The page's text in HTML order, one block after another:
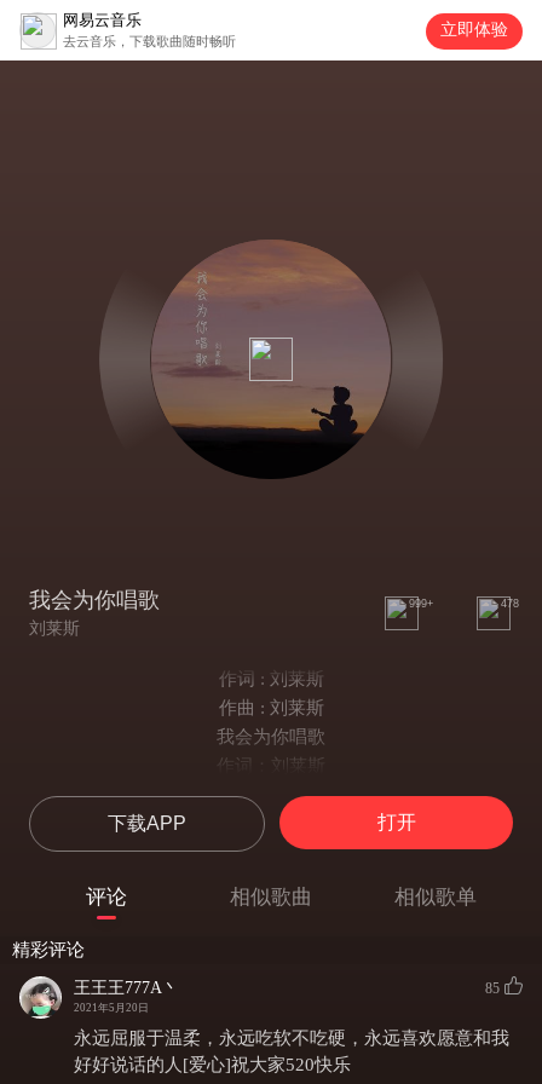
网易云音乐
去云音乐，下载歌曲随时畅听
立即体验
我会为你唱歌
刘莱斯
999+ 478
作词 : 刘莱斯
作曲 : 刘莱斯
我会为你唱歌
作词：刘莱斯
作曲：刘莱斯
演唱：刘莱斯
编曲：欧阳泷城
混音：吉松浩
在无人的街道唱歌
在最温暖的落日下面
下载APP 打开
评论 相似歌曲 相似歌单
精彩评论
王王王777A丶
2021年5月20日
85
永远屈服于温柔，永远吃软不吃硬，永远喜欢愿意和我
好好说话的人[爱心]祝大家520快乐